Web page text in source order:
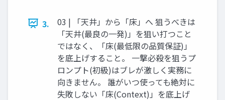
3.
03 | 「天井」から「床」へ 狙うべきは
「天井(最良の一発)」を狙い打つこと
ではなく、「床(最低限の品質保証)」
を底上げすること。 一撃必殺を狙うプ
ロンプト(初級)はブレが激しく実務に
向きません。 誰がいつ使っても絶対に
失敗しない「床(Context)」を底上げ